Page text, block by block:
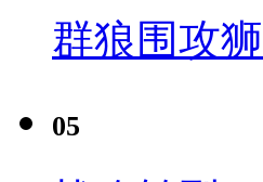
群狼围攻
05